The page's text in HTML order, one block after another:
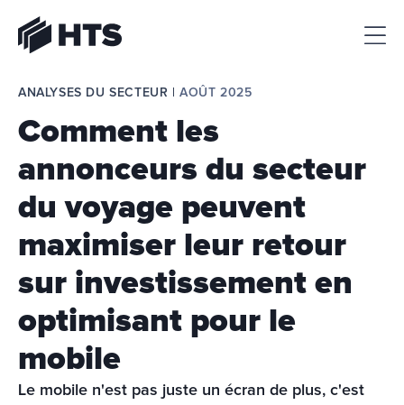
ANALYSES DU SECTEUR | AOÛT 2025
Comment les
annonceurs du secteur
du voyage peuvent
maximiser leur retour
sur investissement en
optimisant pour le
mobile